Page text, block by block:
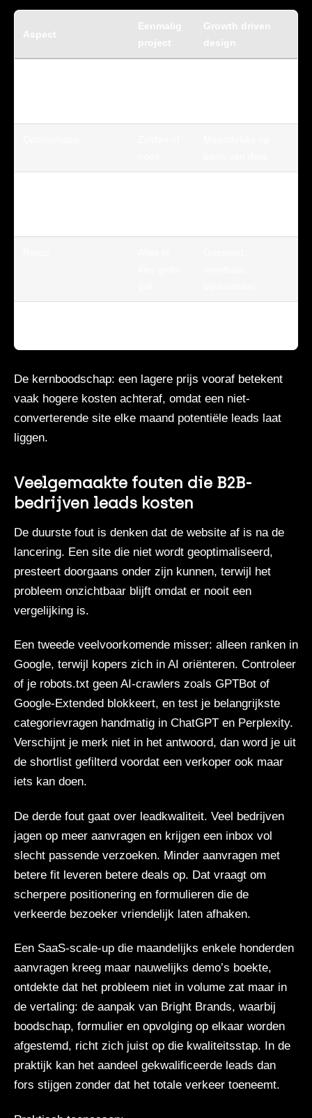
Aspect
Eenmalig
project
Growth driven
design
De kernboodschap: een lagere prijs vooraf betekent
vaak hogere kosten achteraf, omdat een niet-
converterende site elke maand potentiële leads laat
liggen.
Veelgemaakte fouten die B2B-
bedrijven leads kosten
De duurste fout is denken dat de website af is na de
lancering. Een site die niet wordt geoptimaliseerd,
presteert doorgaans onder zijn kunnen, terwijl het
probleem onzichtbaar blijft omdat er nooit een
vergelijking is.
Een tweede veelvoorkomende misser: alleen ranken in
Google, terwijl kopers zich in AI oriënteren. Controleer
of je robots.txt geen AI-crawlers zoals GPTBot of
Google-Extended blokkeert, en test je belangrijkste
categorievragen handmatig in ChatGPT en Perplexity.
Verschijnt je merk niet in het antwoord, dan word je uit
de shortlist gefilterd voordat een verkoper ook maar
iets kan doen.
De derde fout gaat over leadkwaliteit. Veel bedrijven
jagen op meer aanvragen en krijgen een inbox vol
slecht passende verzoeken. Minder aanvragen met
betere fit leveren betere deals op. Dat vraagt om
scherpere positionering en formulieren die de
verkeerde bezoeker vriendelijk laten afhaken.
Een SaaS-scale-up die maandelijks enkele honderden
aanvragen kreeg maar nauwelijks demo’s boekte,
ontdekte dat het probleem niet in volume zat maar in
de vertaling: de aanpak van Bright Brands, waarbij
boodschap, formulier en opvolging op elkaar worden
afgestemd, richt zich juist op die kwaliteitsstap. In de
praktijk kan het aandeel gekwalificeerde leads dan
fors stijgen zonder dat het totale verkeer toeneemt.